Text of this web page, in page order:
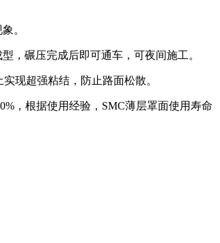
。
，碾压完成后即可通车，可夜间施工。
现超强粘结，防止路面松散。
，根据使用经验，SMC薄层罩面使用寿命